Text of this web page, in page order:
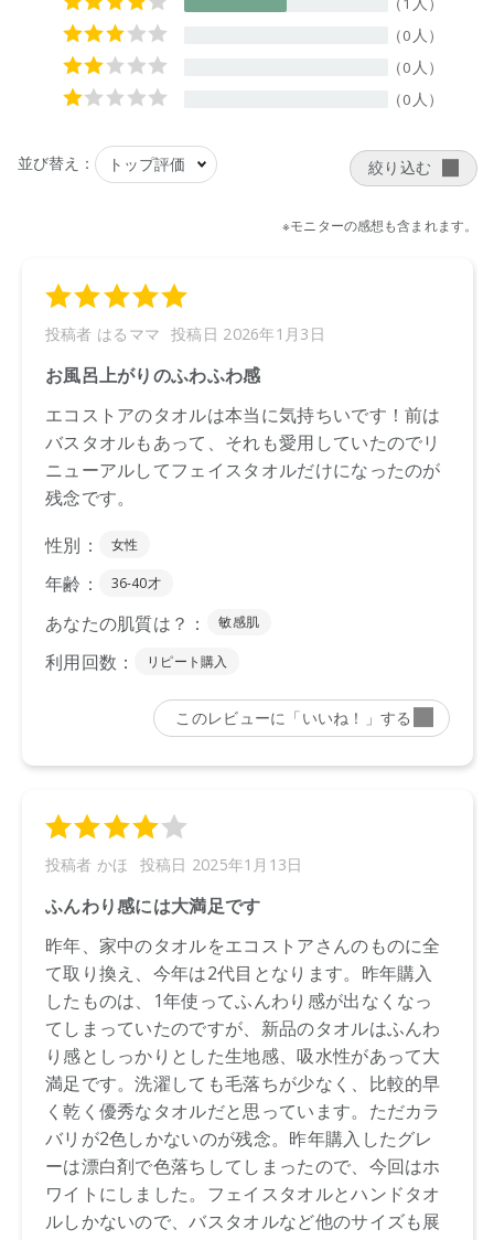
【ご使用方法】
●素材の特性上、色落ちや毛羽落ちします。
●くずとりネットと洗濯ネットを併用し、単独洗いをしてくだ
さい。
●塩素系漂白剤、蛍光増白剤入りの洗剤は使用しないでくださ
●濡らしたり、汗などで湿った状態のタオルを放置しますと、
他の製品に色移り・色落ちする場合があります。
【商品サイズ】
全長80×幅34
【全成分】
綿100%
【原産国】
中国
店舗でお問い合わせの際には、下記品番をお伝え下さい。
※通常はご注文より１～３営業日での発送となります。
商品によっては、お届けまで１～２週間かかる場合がござい
ますので予めご了承ください。
●パッケージはリニューアル等の理由により、写真と異なる場